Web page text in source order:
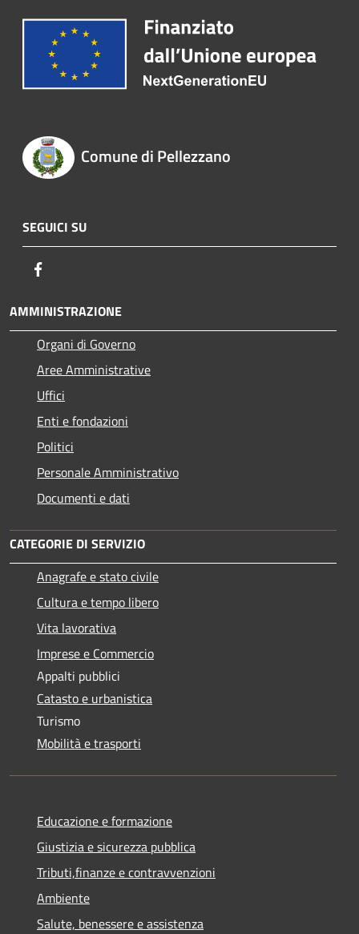
Comune di Pellezzano
SEGUICI SU
AMMINISTRAZIONE
Organi di Governo
Aree Amministrative
Uffici
Enti e fondazioni
Politici
Personale Amministrativo
Documenti e dati
CATEGORIE DI SERVIZIO
Anagrafe e stato civile
Cultura e tempo libero
Vita lavorativa
Imprese e Commercio
Appalti pubblici
Catasto e urbanistica
Turismo
Mobilità e trasporti
Educazione e formazione
Giustizia e sicurezza pubblica
Tributi,finanze e contravvenzioni
Ambiente
Salute, benessere e assistenza